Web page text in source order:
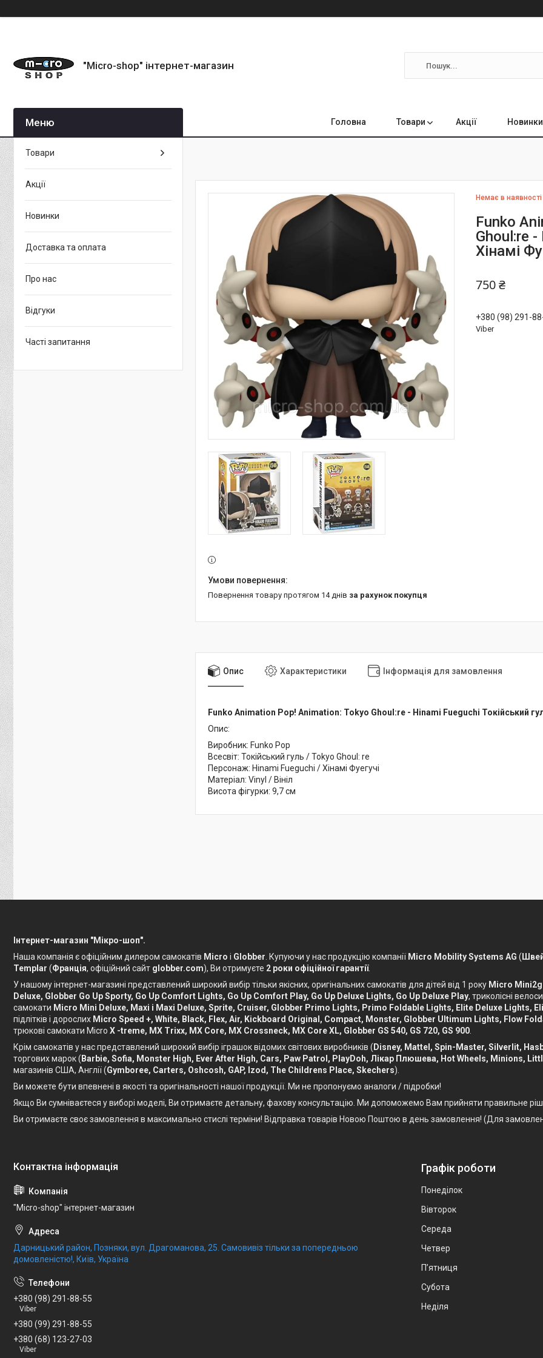
"Micro-shop" інтернет-магазин
Головна Товари Акції Новинки
Немає в наявності
Funko
Ghoul:re
Хінамі
750 ₴
+380 (98) 291-
Viber
повернення товару протягом 14 днів за рахунок покупця
Опис Характеристики Інформація для замовлення
Funko Animation Pop! Animation: Tokyo Ghoul:re - Hinami Fueguchi Токійський
Опис:
Виробник: Funko Pop
Всесвіт: Токійський гуль / Tokyo Ghoul: re
Персонаж: Hinami Fueguchi / Хінамі Фуегучі
Матеріал: Vinyl / Вініл
Висота фігурки: 9,7 см
Товари
Акції
Новинки
Доставка та оплата
Про нас
Відгуки
Часті запитання
Інтернет-магазин "Мікро-шоп".
Наша компанія є офіційним дилером самокатів Micro і Globber . Купуючи у нас продукцію компанії Micro Mobility Systems AG (
Templar (Франція, офіційний сайт globber.com), Ви отримуєте 2 роки офіційної гарантії.
У нашому інтернет-магазині представлений широкий вибір тільки якісних, оригінальних самокатів для дітей від 1 року Micro
Deluxe, Globber Go Up Sporty, Go Up Comfort Lights, Go Up Comfort Play, Go Up Deluxe Lights, Go Up Deluxe Play, триколісні
самокати Micro Mini Deluxe, Maxi і Maxi Deluxe, Sprite, Cruiser, Globber Primo Lights, Primo Foldable Lights, Elite Deluxe Lights,
підлітків і дорослих Micro Speed ​​+, White, Black, Flex, Air, Kickboard Original, Compact, Monster, Globber Ultimum Lights, Flow
трюкові самокати Micro X -treme, MX Trixx, MX Core, MX Crossneck, MX Core XL, Globber GS 540, GS 720, GS 900
Крім самокатів у нас представлений широкий вибір іграшок відомих світових виробників (Disney, Mattel, Spin-Master, Silverlit,
торгових марок (Barbie, Sofia, Monster High, Ever After High, Cars, Paw Patrol, PlayDoh, Лікар Плюшева, Hot Wheels, Minions,
магазинів США, Англії (Gymboree, Carters, Oshcosh, GAP, Izod, The Childrens Place, Skechers).
Ви можете бути впевнені в якості та оригінальності нашої продукції. Ми не пропонуємо аналоги / підробки!
Якщо Ви сумніваєтеся у виборі моделі, Ви отримаєте детальну, фахову консультацію. Ми допоможемо Вам прийняти правильне
Ви отримаєте своє замовлення в максимально стислі терміни! Відправка товарів Новою Поштою в день замовлення! (Для
"Micro-shop" інтернет-магазин
Дарницький район, Позняки, вул. Драгоманова, 25. Самовивіз тільки за попередньою
домовленістю!, Київ, Україна
+380 (98) 291-88-55
Viber
+380 (99) 291-88-55
+380 (68) 123-27-03
Viber
Графік роботи
Понеділок
Вівторок
Середа
Четвер
Пʼятниця
Субота
Неділя